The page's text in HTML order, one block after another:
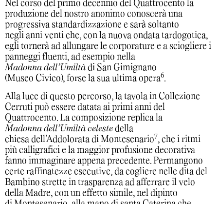
Nel corso del primo decennio del Quattrocento la
produzione del nostro anonimo conoscerà una
progressiva standardizzazione e sarà soltanto
negli anni venti che, con la nuova ondata tardogotica,
egli tornerà ad allungare le corporature e a sciogliere i
panneggi fluenti, ad esempio nella
Madonna dell’Umiltà di San Gimignano
(Museo Civico), forse la sua ultima opera6.
Alla luce di questo percorso, la tavola in Collezione
Cerruti può essere datata ai primi anni del
Quattrocento. La composizione replica la
Madonna dell’Umiltà celeste della
chiesa dell’Addolorata di Montesenario7, che i ritmi
più calligrafici e la maggior profusione decorativa
fanno immaginare appena precedente. Permangono
certe raffinatezze esecutive, da cogliere nelle dita del
Bambino strette in trasparenza ad afferrare il velo
della Madre, con un effetto simile, nel dipinto